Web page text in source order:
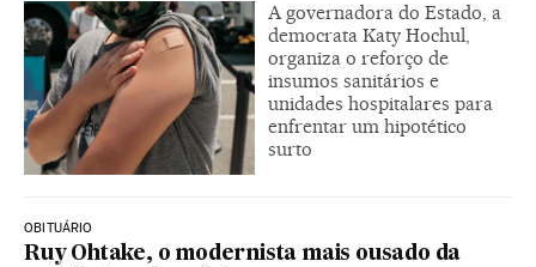
A governadora do Estado, a
democrata Katy Hochul,
organiza o reforço de
insumos sanitários e
unidades hospitalares para
enfrentar um hipotético
surto
OBITUÁRIO
Ruy Ohtake, o modernista mais ousado da